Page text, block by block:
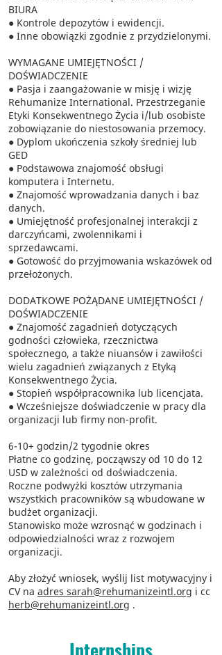
BIURA
● Kontrole depozytów i ewidencji.
● Inne obowiązki zgodnie z przydzielonymi.
WYMAGANE UMIEJĘTNOŚCI /
DOŚWIADCZENIE
● Pasja i zaangażowanie w misję i wizję
Rehumanize International. Przestrzeganie
Etyki Konsekwentnego Życia i/lub osobiste
zobowiązanie do niestosowania przemocy.
● Dyplom ukończenia szkoły średniej lub
GED
● Podstawowa znajomość obsługi
komputera i Internetu.
● Znajomość wprowadzania danych i baz
danych.
● Umiejętność profesjonalnej interakcji z
darczyńcami, zwolennikami i
sprzedawcami.
● Gotowość do przyjmowania wskazówek od
przełożonych.
DODATKOWE POŻĄDANE UMIEJĘTNOŚCI /
DOŚWIADCZENIE
● Znajomość zagadnień dotyczących
godności człowieka, rzecznictwa
społecznego, a także niuansów i zawiłości
wielu zagadnień związanych z Etyką
Konsekwentnego Życia.
● Stopień współpracownika lub licencjata.
● Wcześniejsze doświadczenie w pracy dla
organizacji lub firmy non-profit.
6-10+ godzin/2 tygodnie okres
Płatne co godzinę, począwszy od 10 do 12
USD w zależności od doświadczenia.
Roczne podwyżki kosztów utrzymania
wszystkich pracowników są wbudowane w
budżet organizacji.
Stanowisko może wzrosnąć w godzinach i
odpowiedzialności wraz z rozwojem
organizacji.
Aby złożyć wniosek, wyślij list motywacyjny i
CV na adres sarah@rehumanizeintl.org i cc
herb@rehumanizeintl.org .